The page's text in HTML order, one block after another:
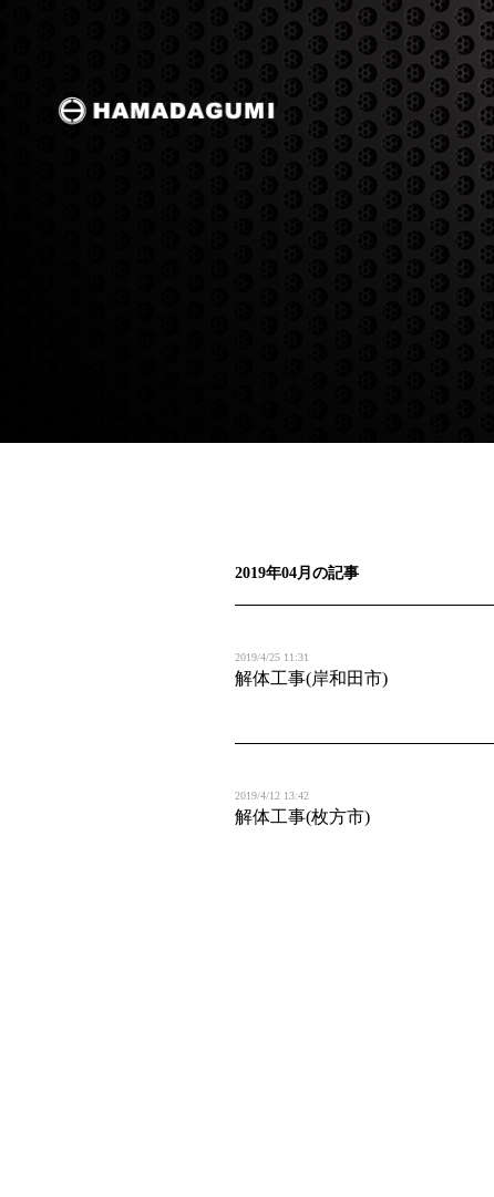
2019年04月の記事
2019/4/25 11:31
解体工事(岸和田市)
2019/4/12 13:42
解体工事(枚方市)